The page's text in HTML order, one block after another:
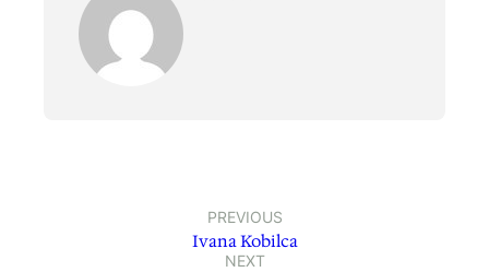
PREVIOUS
Ivana Kobilca
NEXT